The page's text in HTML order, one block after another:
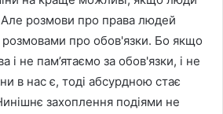
Але розмови про права людей
розмовами про обов'язки. Бо якщо
і не пам’ятаємо за обов'язки, і не
в нас є, тоді абсурдною стає
захоплення подіями не